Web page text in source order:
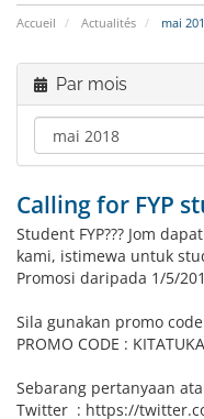
Accueil Actualités mai
Par mois
Calling for FYP
Student FYP??? Jom
kami, istimewa untuk
Promosi daripada 1/5/
Sila gunakan promo
PROMO CODE :
Sebarang pertanyaan
Twitter : https://